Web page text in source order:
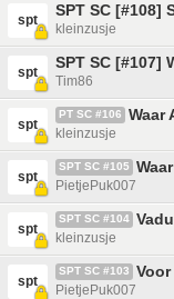
spt
SPT SC [#108]
kleinzusje
spt
SPT SC [#107]
Tim86
spt
PT SC #106 Waar
kleinzusje
spt
SPT SC #105
PietjePuk007
spt
SPT SC #104
kleinzusje
spt
SPT SC #103
PietjePuk007